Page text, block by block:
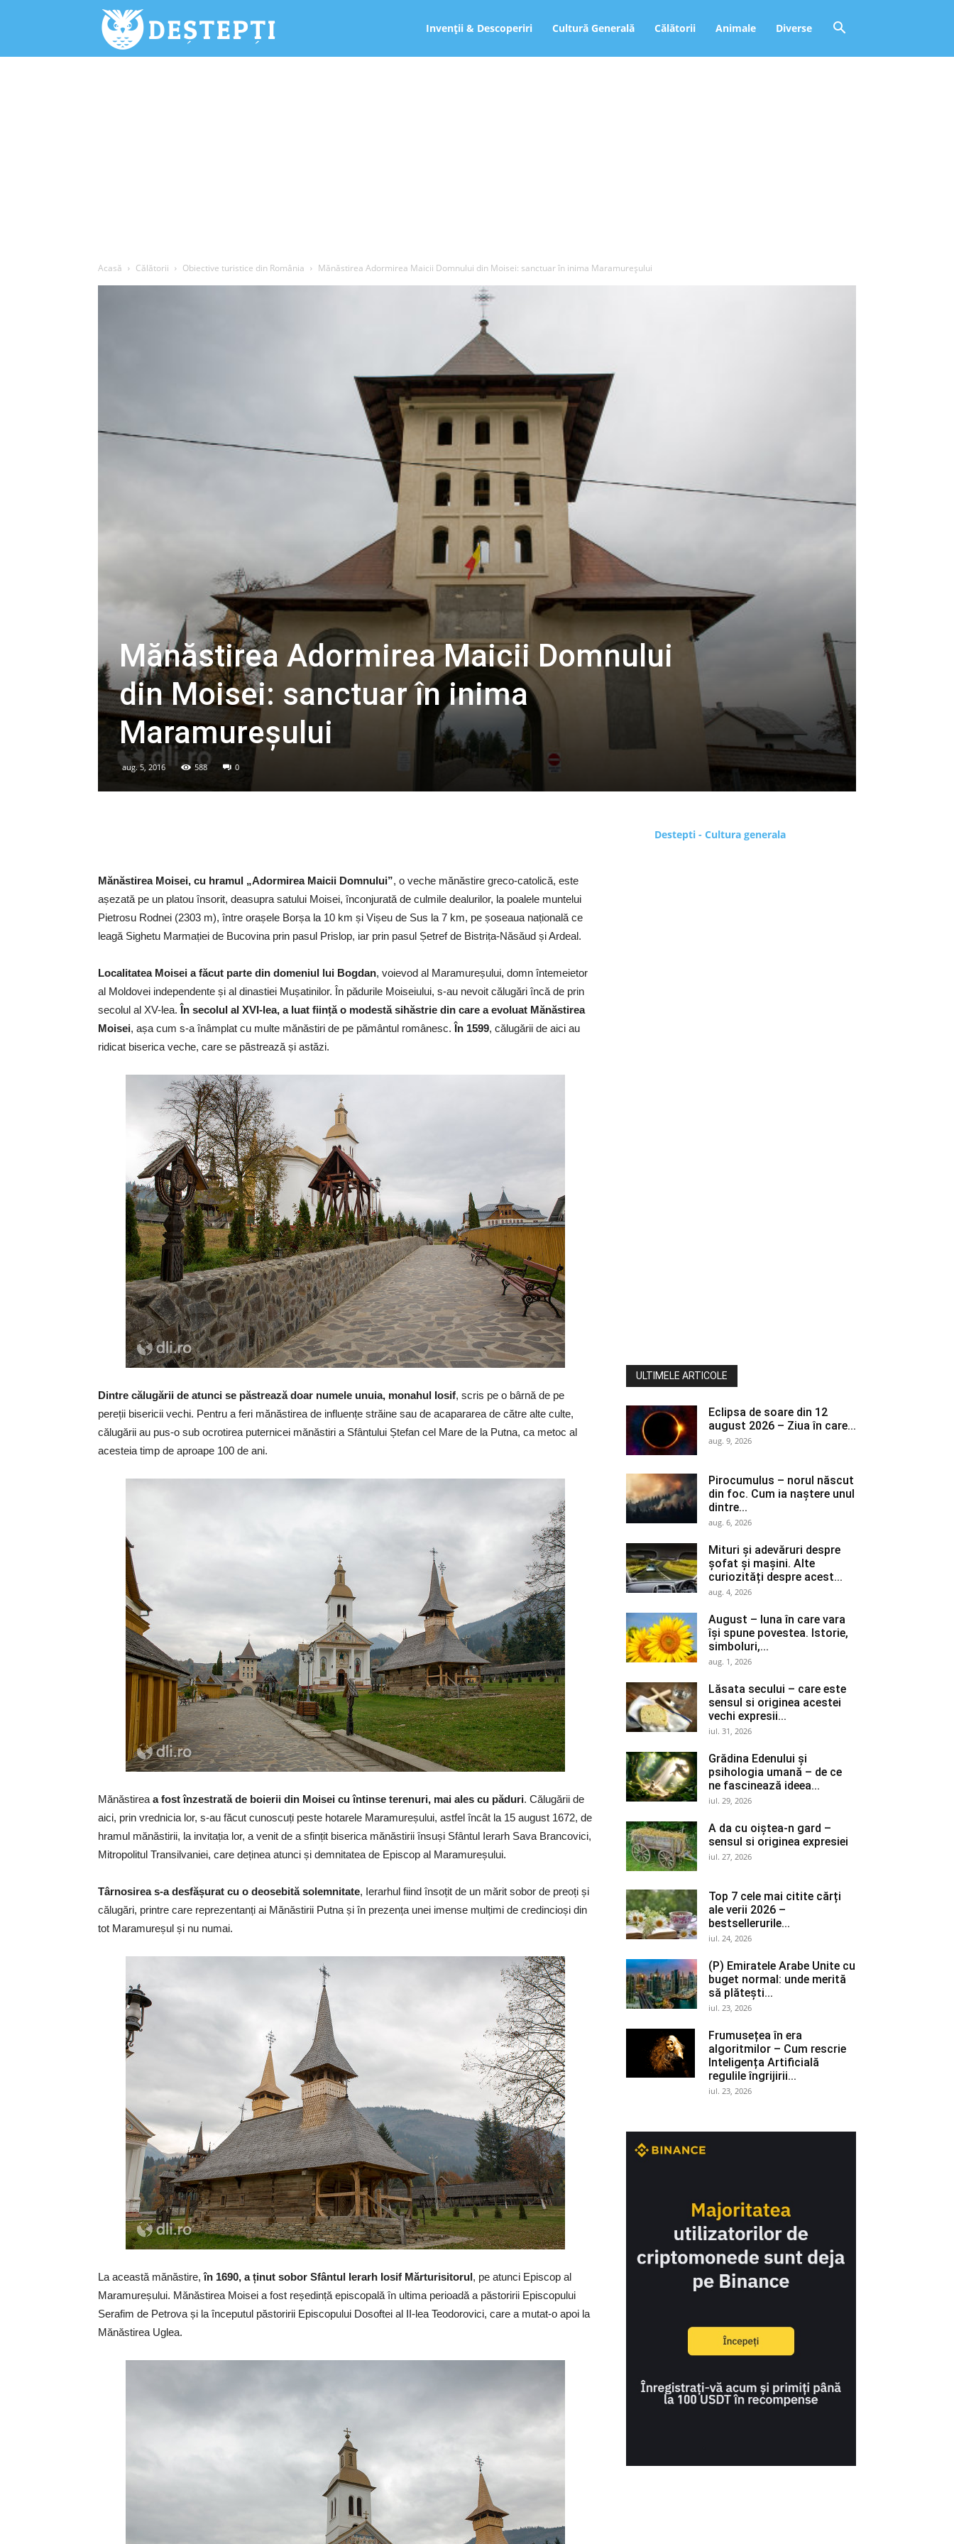
Deștepți.ro Invenții & Descoperiri Cultură Generală Călătorii Animale Diverse
Acasă Călătorii Obiective turistice din România Mănăstirea Adormirea Maicii Domnului din Moisei: sanctuar în inima Maramureșului
Mănăstirea Adormirea Maicii Domnului
din Moisei: sanctuar în inima
Maramureșului
aug. 5, 2016 588 0
Mănăstirea Moisei, cu hramul „Adormirea Maicii Domnului”, o veche mănăstire greco-catolică, este
așezată pe un platou însorit, deasupra satului Moisei, înconjurată de culmile dealurilor, la poalele muntelui
Pietrosu Rodnei (2303 m), între orașele Borșa la 10 km și Vișeu de Sus la 7 km, pe șoseaua națională ce
leagă Sighetu Marmației de Bucovina prin pasul Prislop, iar prin pasul Șetref de Bistrița-Năsăud și Ardeal.
Localitatea Moisei a făcut parte din domeniul lui Bogdan, voievod al Maramureșului, domn întemeietor
al Moldovei independente și al dinastiei Mușatinilor. În pădurile Moiseiului, s-au nevoit călugări încă de prin
secolul al XV-lea. În secolul al XVI-lea, a luat ființă o modestă sihăstrie din care a evoluat Mănăstirea
Moisei, așa cum s-a înâmplat cu multe mănăstiri de pe pământul românesc. În 1599, călugării de aici au
ridicat biserica veche, care se păstrează și astăzi.
Dintre călugării de atunci se păstrează doar numele unuia, monahul Iosif, scris pe o bârnă de pe
pereții bisericii vechi. Pentru a feri mănăstirea de influențe străine sau de acapararea de către alte culte,
călugării au pus-o sub ocrotirea puternicei mănăstiri a Sfântului Ștefan cel Mare de la Putna, ca metoc al
acesteia timp de aproape 100 de ani.
Mănăstirea a fost înzestrată de boierii din Moisei cu întinse terenuri, mai ales cu păduri. Călugării de
aici, prin vrednicia lor, s-au făcut cunoscuți peste hotarele Maramureșului, astfel încât la 15 august 1672, de
hramul mănăstirii, la invitația lor, a venit de a sfințit biserica mănăstirii însuși Sfântul Ierarh Sava Brancovici,
Mitropolitul Transilvaniei, care deținea atunci și demnitatea de Episcop al Maramureșului.
Târnosirea s-a desfășurat cu o deosebită solemnitate, Ierarhul fiind însoțit de un mărit sobor de preoți și
călugări, printre care reprezentanți ai Mănăstirii Putna și în prezența unei imense mulțimi de credincioși din
tot Maramureșul și nu numai.
La această mănăstire, în 1690, a ținut sobor Sfântul Ierarh Iosif Mărturisitorul, pe atunci Episcop al
Maramureșului. Mănăstirea Moisei a fost reședință episcopală în ultima perioadă a păstoririi Episcopului
Serafim de Petrova și la începutul păstoririi Episcopului Dosoftei al II-lea Teodorovici, care a mutat-o apoi la
Mănăstirea Uglea.
Destepti - Cultura generala
ULTIMELE ARTICOLE
Eclipsa de soare din 12
august 2026 – Ziua în care...
aug. 9, 2026
Pirocumulus – norul născut
din foc. Cum ia naștere unul
dintre...
aug. 6, 2026
Mituri și adevăruri despre
șofat și mașini. Alte
curiozități despre acest...
aug. 4, 2026
August – luna în care vara
își spune povestea. Istorie,
simboluri,...
aug. 1, 2026
Lăsata secului – care este
sensul si originea acestei
vechi expresii...
iul. 31, 2026
Grădina Edenului și
psihologia umană – de ce
ne fascinează ideea...
iul. 29, 2026
A da cu oiștea-n gard –
sensul si originea expresiei
iul. 27, 2026
Top 7 cele mai citite cărți
ale verii 2026 –
bestsellerurile...
iul. 24, 2026
(P) Emiratele Arabe Unite cu
buget normal: unde merită
să plătești...
iul. 23, 2026
Frumusețea în era
algoritmilor – Cum rescrie
Inteligența Artificială
regulile îngrijirii...
iul. 23, 2026